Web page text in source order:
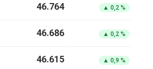
46.764 ▲ 0,2 %
46.686 ▲ 0,2 %
46.615 ▲ 0,9 %